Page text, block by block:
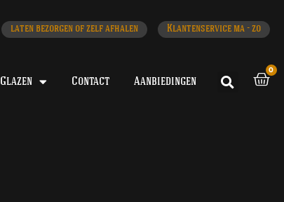
laten bezorgen of zelf afhalen Klantenservice ma - zo
Glazen Contact Aanbiedingen
0